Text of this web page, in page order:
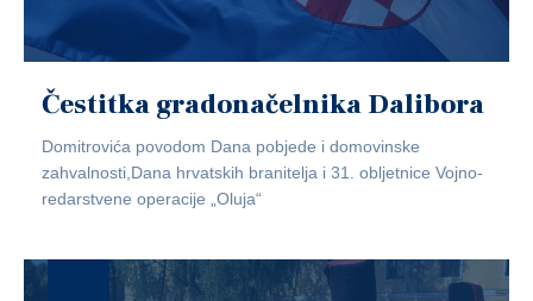
Čestitka gradonačelnika Dalibora
Domitrovića povodom Dana pobjede i domovinske
zahvalnosti,Dana hrvatskih branitelja i 31. obljetnice Vojno-
redarstvene operacije „Oluja“